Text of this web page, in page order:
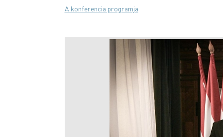
A konferencia programja